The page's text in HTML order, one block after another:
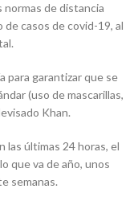
normas de distancia
de casos de covid-19, al
para garantizar que se
(uso de mascarillas,
Khan.
las últimas 24 horas, el
que va de año, unos
semanas.